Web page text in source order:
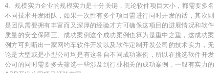
4、规模实力企业的规模实力是十分关键，无论软件项目大小，都需要多名
不同技术开发团队，如果一次性有多个项目需进行同时开发的话，其次则
是团队需要拥有丰富而又深厚的经验才方可确保这项目的进展情况和软件
质量的安全保障三、成功案例这个成功案例也算为是重中之重，这成功案
例方可判断出一家网约车软件开发以及软件定制开发公司的技术实力，无
论是大型或是小型公司均是有这各自不同成功案例，所以在挑选软件开发
公司的同时需要多去筛选一些涉及到行业相关的成功案例，一般有实力的